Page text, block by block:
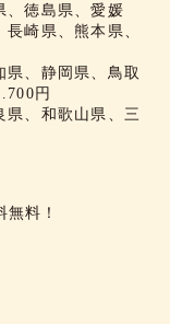
、徳島県、愛媛
崎県、熊本県、
、静岡県、鳥取
円
県、和歌山県、三
料！